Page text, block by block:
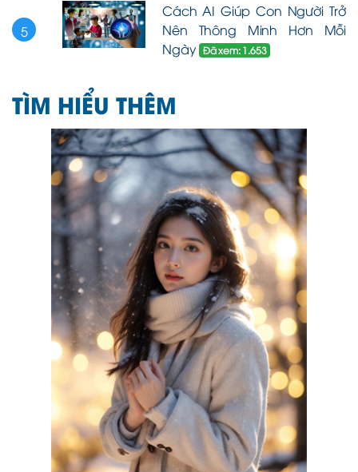
5
Cách AI Giúp Con Người Trở
Nên Thông Minh Hơn Mỗi
Ngày Đã xem: 1.653
TÌM HIỂU THÊM